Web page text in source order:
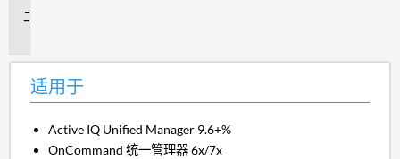
适用于
Active IQ Unified Manager 9.6+%
OnCommand 统一管理器 6x/7x